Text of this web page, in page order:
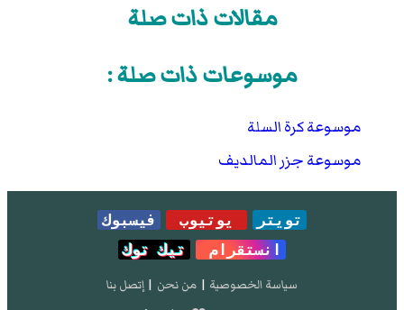
مقالات ذات صلة
موسوعات ذات صلة :
موسوعة كرة السلة
موسوعة جزر المالديف
تويتر يوتيوب
فيسبوك
انستقرام
تيك توك
سياسة الخصوصية | من نحن | إتصل بنا